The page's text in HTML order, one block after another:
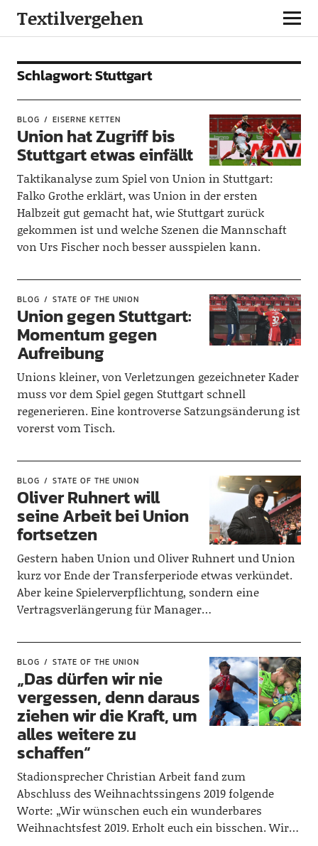
Textilvergehen
Schlagwort:Stuttgart
BLOG EISERNE KETTEN
Union hat Zugriff bis
Stuttgart etwas einfällt
Taktikanalyse zum Spiel von Union in Stuttgart:
Falko Grothe erklärt, was Union in der ersten
Halbzeit gut gemacht hat, wie Stuttgart zurück
gekommen ist und welche Szenen die Mannschaft
von Urs Fischer noch besser ausspielen kann.
BLOG STATE OF THE UNION
Union gegen Stuttgart:
Momentum gegen
Aufreibung
Unions kleiner, von Verletzungen gezeichneter Kader
muss vor dem Spiel gegen Stuttgart schnell
regenerieren. Eine kontroverse Satzungsänderung ist
vorerst vom Tisch.
BLOG STATE OF THE UNION
Oliver Ruhnert will
seine Arbeit bei Union
fortsetzen
Gestern haben Union und Oliver Ruhnert und Union
kurz vor Ende der Transferperiode etwas verkündet.
Aber keine Spielerverpflichtung, sondern eine
Vertragsverlängerung für Manager…
BLOG STATE OF THE UNION
„Das dürfen wir nie
vergessen, denn daraus
ziehen wir die Kraft, um
alles weitere zu
schaffen“
Stadionsprecher Christian Arbeit fand zum
Abschluss des Weihnachtssingens 2019 folgende
Worte: „Wir wünschen euch ein wunderbares
Weihnachtsfest 2019. Erholt euch ein bisschen. Wir…